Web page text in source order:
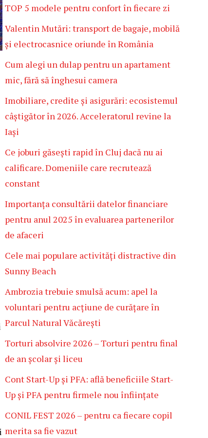
TOP 5 modele pentru confort în fiecare zi
Valentin Mutări: transport de bagaje, mobilă
și electrocasnice oriunde în România
Cum alegi un dulap pentru un apartament
mic, fără să înghesui camera
Imobiliare, credite și asigurări: ecosistemul
câștigător în 2026. Acceleratorul revine la
Iași
Ce joburi găsești rapid în Cluj dacă nu ai
calificare. Domeniile care recrutează
constant
Importanța consultării datelor financiare
pentru anul 2025 în evaluarea partenerilor
de afaceri
Cele mai populare activități distractive din
Sunny Beach
Ambrozia trebuie smulsă acum: apel la
voluntari pentru acțiune de curățare în
Parcul Natural Văcărești
Torturi absolvire 2026 – Torturi pentru final
de an școlar și liceu
Cont Start-Up și PFA: află beneficiile Start-
Up și PFA pentru firmele nou înființate
CONIL FEST 2026 – pentru ca fiecare copil
merita sa fie vazut